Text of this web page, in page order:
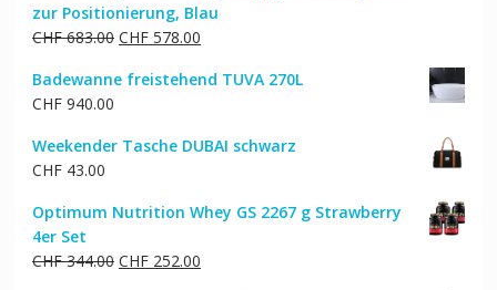
zur Positionierung, Blau
CHF683.00 Ursprünglicher
war:
CHF578.00Aktueller
ist:
Badewanne freistehend TUVA 270L
CHF940.00
Weekender Tasche DUBAI schwarz
CHF43.00
Optimum Nutrition Whey GS 2267 g Strawberry
4er Set
CHF344.00 Ursprünglicher
CHF252.00Aktueller